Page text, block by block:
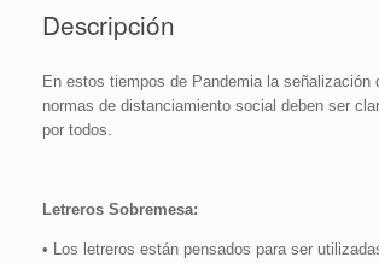
ser
Desinfectado
al
Menos
al
|
Descripción
En estos tiempos de Pandemia la señalización
normas de distanciamiento social deben ser
por todos.
Letreros Sobremesa:
• Los letreros están pensados para ser